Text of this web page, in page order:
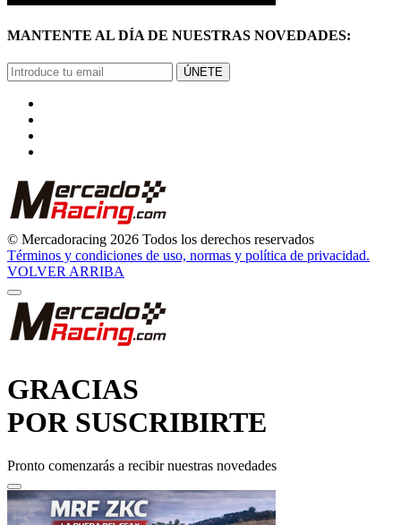
© Mercadoracing 2026 Todos los derechos reservados
Términos y condiciones de uso, normas y política de privacidad.
VOLVER ARRIBA
POR SUSCRIBIRTE